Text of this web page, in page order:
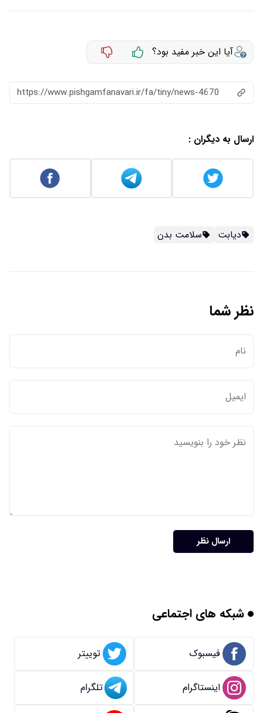
آیا این خبر مفید بود؟
https://www.pishgamfanavari.ir/fa/tiny/news-4670
ارسال به دیگران :
دیابت سلامت بدن
نظر شما
ارسال نظر
شبکه های اجتماعی
فیسبوک توییتر
اینستاگرام تلگرام